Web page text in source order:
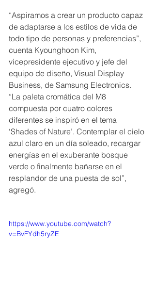
“Aspiramos a crear un producto capaz
de adaptarse a los estilos de vida de
todo tipo de personas y preferencias”,
cuenta Kyounghoon Kim,
vicepresidente ejecutivo y jefe del
equipo de diseño, Visual Display
Business, de Samsung Electronics.
“La paleta cromática del M8
compuesta por cuatro colores
diferentes se inspiró en el tema
‘Shades of Nature’. Contemplar el cielo
azul claro en un día soleado, recargar
energías en el exuberante bosque
verde o finalmente bañarse en el
resplandor de una puesta de sol”,
agregó.
https://www.youtube.com/watch?
v=BvFYdh5ryZE